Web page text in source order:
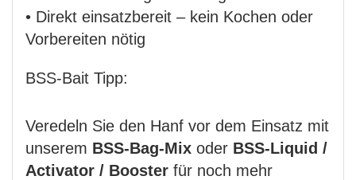
• Direkt einsatzbereit – kein Kochen oder
Vorbereiten nötig
BSS-Bait Tipp:
Veredeln Sie den Hanf vor dem Einsatz mit
unserem BSS-Bag-Mix oder BSS-Liquid /
Activator / Booster für noch mehr